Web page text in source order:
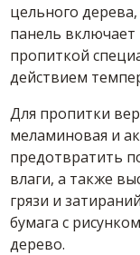
цельного
панель включает
пропиткой
действием
Для пропитки
меламиновая и
предотвратить
влаги, а также
грязи и
бумага с
дерево.